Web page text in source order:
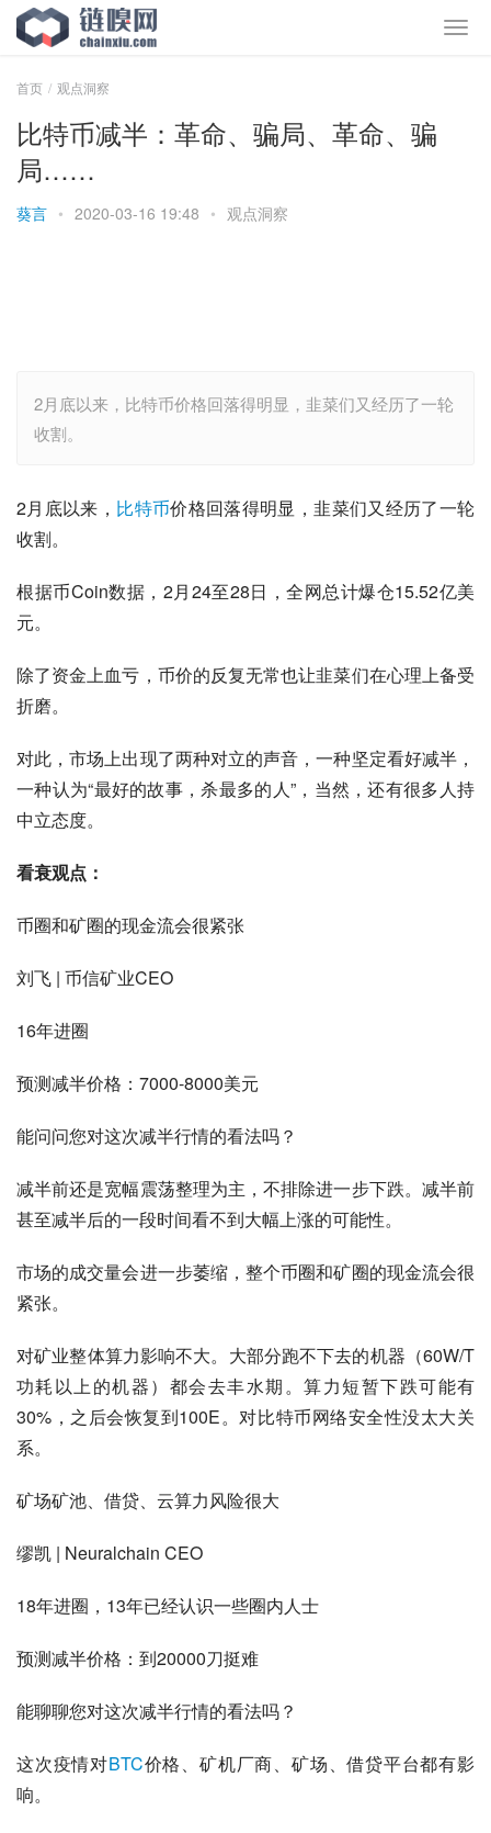
首页 观点洞察
比特币减半：革命、骗局、革命、骗
局……
葵言 • 2020-03-16 19:48 • 观点洞察
2月底以来，比特币价格回落得明显，韭菜们又经历了一轮
收割。
2月底以来， 比特币价格回落得明显，韭菜们又经历了一轮
收割。
根据币Coin数据，2月24至28日，全网总计爆仓15.52亿美
元。
除了资金上血亏，币价的反复无常也让韭菜们在心理上备受
折磨。
对此，市场上出现了两种对立的声音，一种坚定看好减半，
一种认为“最好的故事，杀最多的人”，当然，还有很多人持
中立态度。
看衰观点：
币圈和矿圈的现金流会很紧张
刘飞 | 币信矿业CEO
16年进圈
预测减半价格：7000-8000美元
能问问您对这次减半行情的看法吗？
减半前还是宽幅震荡整理为主，不排除进一步下跌。减半前
甚至减半后的一段时间看不到大幅上涨的可能性。
市场的成交量会进一步萎缩，整个币圈和矿圈的现金流会很
紧张。
对矿业整体算力影响不大。大部分跑不下去的机器（60W/T
功耗以上的机器）都会去丰水期。算力短暂下跌可能有
30%，之后会恢复到100E。对比特币网络安全性没太大关
系。
矿场矿池、借贷、云算力风险很大
缪凯 | Neuralchain CEO
18年进圈，13年已经认识一些圈内人士
预测减半价格：到20000刀挺难
能聊聊您对这次减半行情的看法吗？
这次疫情对BTC价格、矿机厂商、矿场、借贷平台都有影
响。